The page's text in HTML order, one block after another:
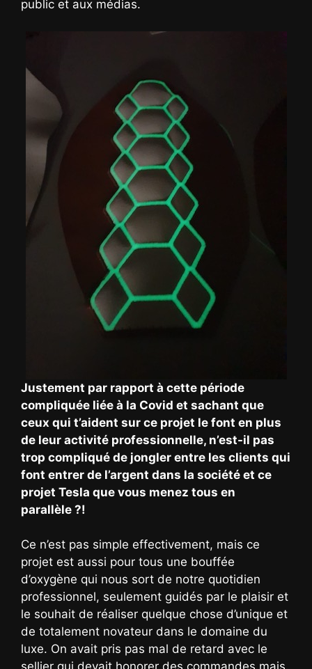
public et aux médias.
Justement par rapport à cette période
compliquée liée à la Covid et sachant que
ceux qui t’aident sur ce projet le font en plus
de leur activité professionnelle, n’est-il pas
trop compliqué de jongler entre les clients qui
font entrer de l’argent dans la société et ce
projet Tesla que vous menez tous en
parallèle ?!
Ce n’est pas simple effectivement, mais ce
projet est aussi pour tous une bouffée
d’oxygène qui nous sort de notre quotidien
professionnel, seulement guidés par le plaisir et
le souhait de réaliser quelque chose d’unique et
de totalement novateur dans le domaine du
luxe. On avait pris pas mal de retard avec le